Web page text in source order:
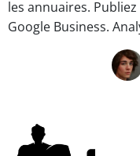
les annuaires.
Google Business.